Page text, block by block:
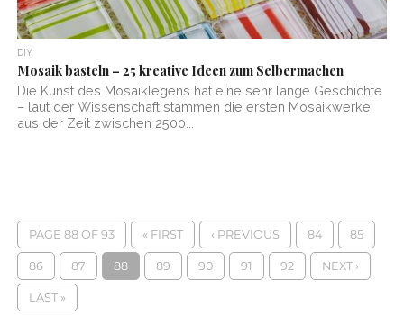
DIY
Mosaik basteln – 25 kreative Ideen zum Selbermachen
Die Kunst des Mosaiklegens hat eine sehr lange Geschichte
– laut der Wissenschaft stammen die ersten Mosaikwerke
aus der Zeit zwischen 2500...
PAGE 88 OF 93 « FIRST ‹ PREVIOUS 84 85
86 87 88 89 90 91 92 NEXT ›
LAST »